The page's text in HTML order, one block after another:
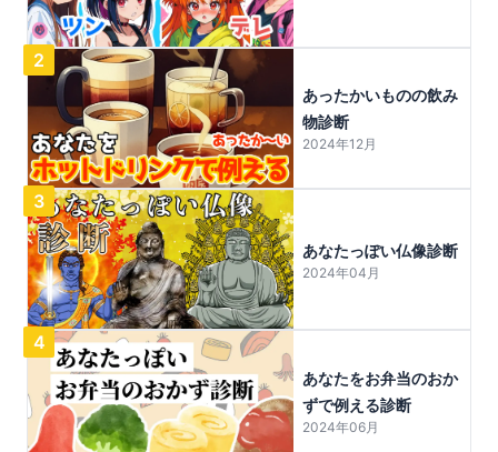
2
あったかいものの飲み
物診断
2024年12月
3
あなたっぽい仏像診断
2024年04月
4
あなたをお弁当のおか
ずで例える診断
2024年06月